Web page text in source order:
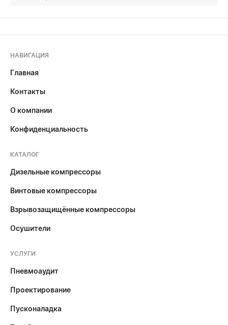
НАВИГАЦИЯ
Главная
Контакты
О компании
Конфиденциальность
КАТАЛОГ
Дизельные компрессоры
Винтовые компрессоры
Взрывозащищённые компрессоры
Осушители
УСЛУГИ
Пневмоаудит
Проектирование
Пусконаладка